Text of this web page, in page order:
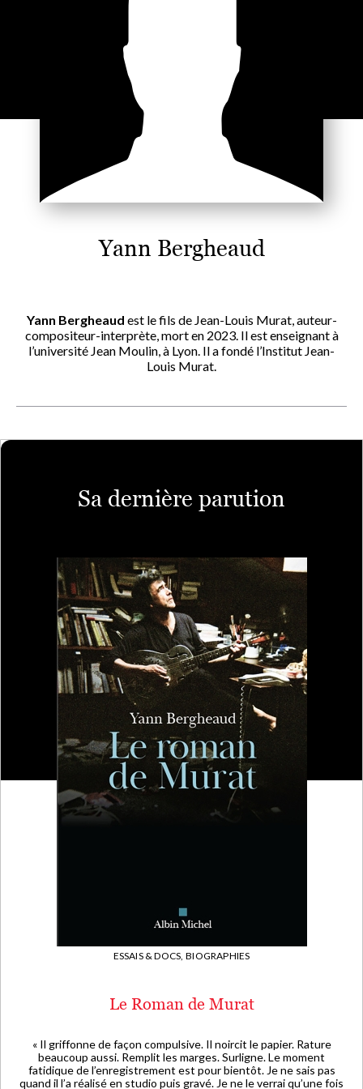
Yann Bergheaud
Yann Bergheaud est le fils de Jean-Louis Murat, auteur-
compositeur-interprète, mort en 2023. Il est enseignant à
l’université Jean Moulin, à Lyon. Il a fondé l’Institut Jean-
Louis Murat.
Sa dernière parution
ESSAIS & DOCS, BIOGRAPHIES
Le Roman de Murat
« Il griffonne de façon compulsive. Il noircit le papier. Rature
beaucoup aussi. Remplit les marges. Surligne. Le moment
fatidique de l’enregistrement est pour bientôt. Je ne sais pas
quand il l’a réalisé en studio puis gravé. Je ne le verrai qu’une fois